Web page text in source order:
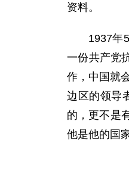
资料。
1937年5月
一份共产党
作，中国就
边区的领导
的，更不是
他是他的国